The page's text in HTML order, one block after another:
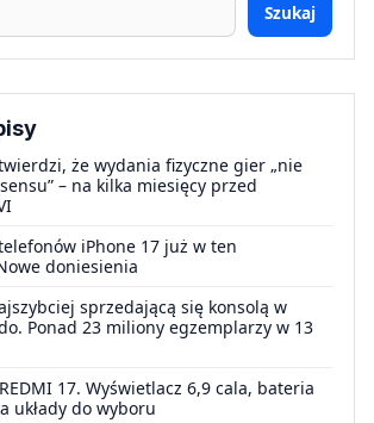
Szukaj
twierdzi, że wydania fizyczne gier „nie
– na kilka miesięcy przed
iPhone 17 już w ten
doniesienia
sprzedającą się konsolą w
Ponad 23 miliony egzemplarzy w 13
17. Wyświetlacz 6,9 cala, bateria
układy do wyboru